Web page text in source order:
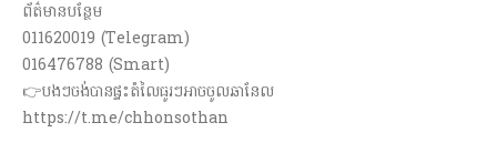
ព័ត៌មានបន្ថែម
011620019 (Telegram)
016476788 (Smart)
👉បងៗចង់បានផ្ទះតំលៃធូរៗអាចចូលឆានែល
https://t.me/chhonsothan